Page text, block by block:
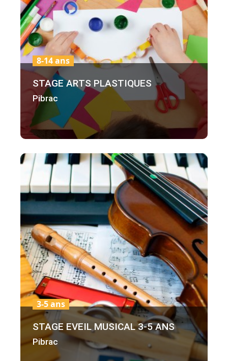
STAGE ARTS PLASTIQUES
Pibrac
8-14 ans
STAGE EVEIL MUSICAL 3-5 ANS
Pibrac
3-5 ans